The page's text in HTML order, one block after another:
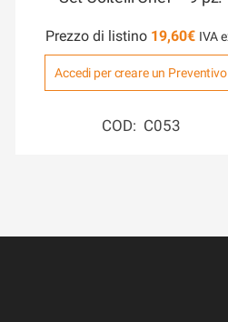
Prezzo di listino 19,60€
Accedi per creare un Preventivo
COD: C053